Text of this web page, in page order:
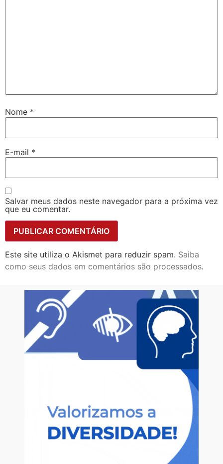
Nome *
E-mail *
Salvar meus dados neste navegador para a próxima vez
que eu comentar.
Este site utiliza o Akismet para reduzir spam. Saiba
como seus dados em comentários são processados.